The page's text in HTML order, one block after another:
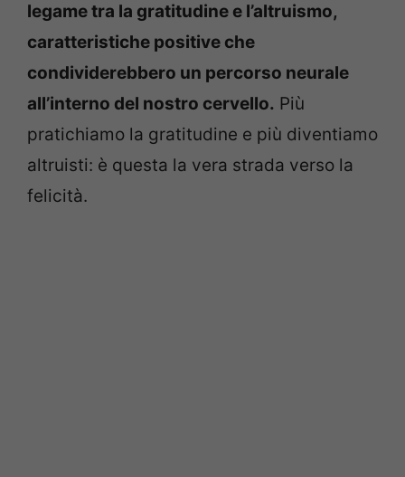
legame tra la gratitudine e l’altruismo,
caratteristiche positive che
condividerebbero un percorso neurale
all’interno del nostro cervello. Più
pratichiamo la gratitudine e più diventiamo
altruisti: è questa la vera strada verso la
felicità.